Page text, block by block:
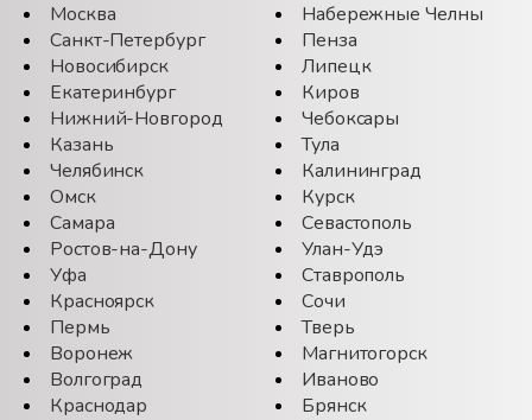
Москва
Санкт-Петербург
Новосибирск
Екатеринбург
Нижний-Новгород
Казань
Челябинск
Омск
Самара
Ростов-на-Дону
Уфа
Красноярск
Пермь
Воронеж
Волгоград
Краснодар
Набережные Челны
Пенза
Липецк
Киров
Чебоксары
Тула
Калининград
Курск
Севастополь
Улан-Удэ
Ставрополь
Сочи
Тверь
Магнитогорск
Иваново
Брянск